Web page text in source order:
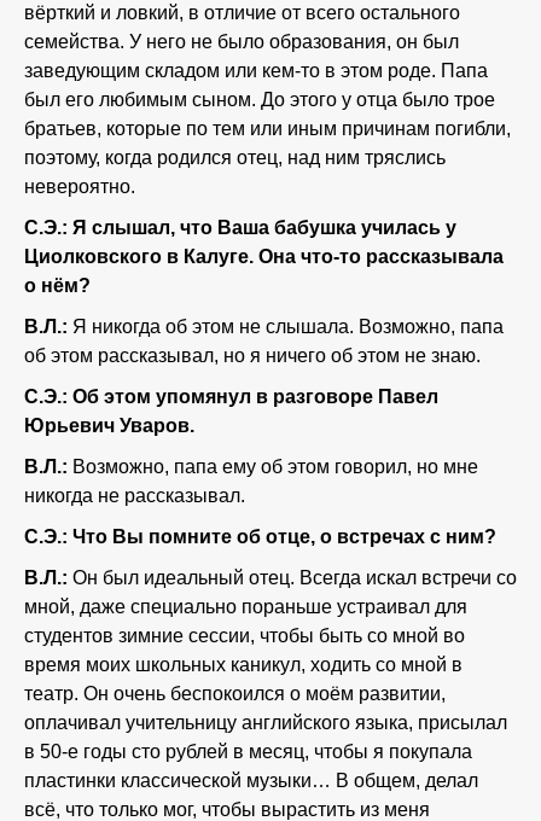
вёрткий и ловкий, в отличие от всего остального
семейства. У него не было образования, он был
заведующим складом или кем-то в этом роде. Папа
был его любимым сыном. До этого у отца было трое
братьев, которые по тем или иным причинам погибли,
поэтому, когда родился отец, над ним тряслись
невероятно.
С.Э.: Я слышал, что Ваша бабушка училась у
Циолковского в Калуге. Она что-то рассказывала
о нём?
В.Л.: Я никогда об этом не слышала. Возможно, папа
об этом рассказывал, но я ничего об этом не знаю.
С.Э.: Об этом упомянул в разговоре Павел
Юрьевич Уваров.
В.Л.: Возможно, папа ему об этом говорил, но мне
никогда не рассказывал.
С.Э.: Что Вы помните об отце, о встречах с ним?
В.Л.: Он был идеальный отец. Всегда искал встречи со
мной, даже специально пораньше устраивал для
студентов зимние сессии, чтобы быть со мной во
время моих школьных каникул, ходить со мной в
театр. Он очень беспокоился о моём развитии,
оплачивал учительницу английского языка, присылал
в 50-е годы сто рублей в месяц, чтобы я покупала
пластинки классической музыки… В общем, делал
всё, что только мог, чтобы вырастить из меня